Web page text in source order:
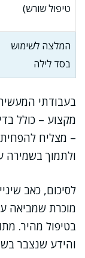
טיפול שורש)
המלצה לשימוש
בסד לילה
בעבודתי
מקצוע – כולל
– מצליח
ולתמוך בשמירה
לסיכום, כאב
מוכרת שמביאה
בטיפול מהיר.
והידע שנצבר